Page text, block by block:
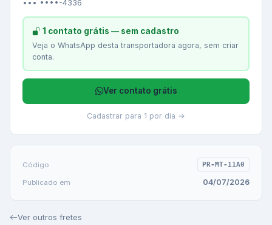
••• ••••-4336
1 contato grátis — sem cadastro
Veja o WhatsApp desta transportadora agora, sem criar
conta.
Ver contato grátis
Cadastrar para 1 por dia →
Código PR-MT-11A0
Publicado em 04/07/2026
Ver outros fretes